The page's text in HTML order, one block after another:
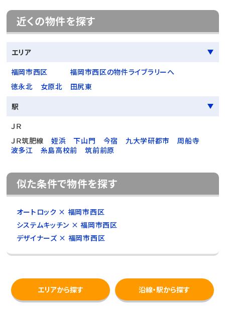
近くの物件を探す
エリア
福岡市西区
福岡市西区の物件ライブラリーへ
徳永北
女原北
田尻東
駅
ＪＲ
ＪＲ筑肥線
姪浜 下山門 今宿 九大学研都市
周船寺
波多江
糸島高校前 筑前前原
似た条件で物件を探す
オートロック × 福岡市西区
システムキッチン × 福岡市西区
デザイナーズ × 福岡市西区
エリアから探す 沿線・駅から探す